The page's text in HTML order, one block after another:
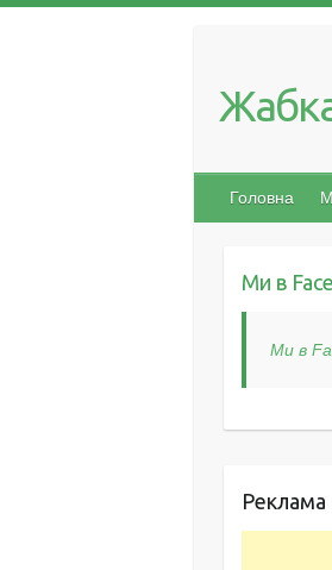
Головна
Ми в
Ми в
Реклама